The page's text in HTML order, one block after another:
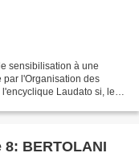
sensibilisation à une
par l'Organisation des
Laudato si, le
BERTOLANI